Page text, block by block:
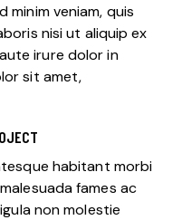
minim veniam, quis
nisi ut aliquip ex
irure dolor in
sit amet,
habitant morbi
fames ac
non molestie